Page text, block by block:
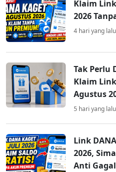
Klaim
2026
4 hari yang lalu
Tak Perlu
Klaim
Agustus
5 hari yang lalu
Link
2026,
Anti Gagal